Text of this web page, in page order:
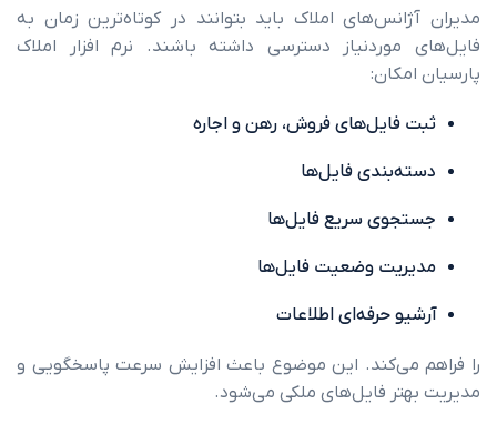
املاک باید بتوانند در کوتاه‌ترین زمان به
دسترسی داشته باشند. نرم افزار املاک
فایل‌های فروش، رهن و اجاره
فایل‌ها
سریع فایل‌ها
وضعیت فایل‌ها
حرفه‌ای اطلاعات
این موضوع باعث افزایش سرعت پاسخگویی و
فایل‌های ملکی می‌شود.